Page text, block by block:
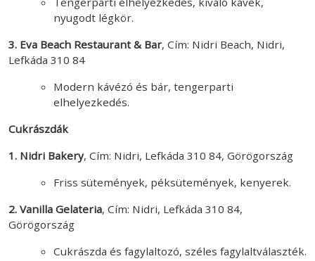
nyugodt légkör.
3. Eva Beach Restaurant & Bar, Cím: Nidri Beach, Nidri,
Lefkáda 310 84
Modern kávézó és bár, tengerparti
elhelyezkedés.
Cukrászdák
1. Nidri Bakery, Cím: Nidri, Lefkáda 310 84, Görögország
Friss sütemények, péksütemények, kenyerek.
2. Vanilla Gelateria, Cím: Nidri, Lefkáda 310 84,
Görögország
Cukrászda és fagylaltozó, széles fagylaltválaszték.